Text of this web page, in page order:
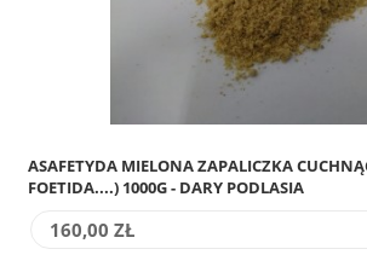
ASAFETYDA MIELONA ZAPALICZKA
FOETIDA....) 1000G - DARY PODLASIA
160,00 ZŁ